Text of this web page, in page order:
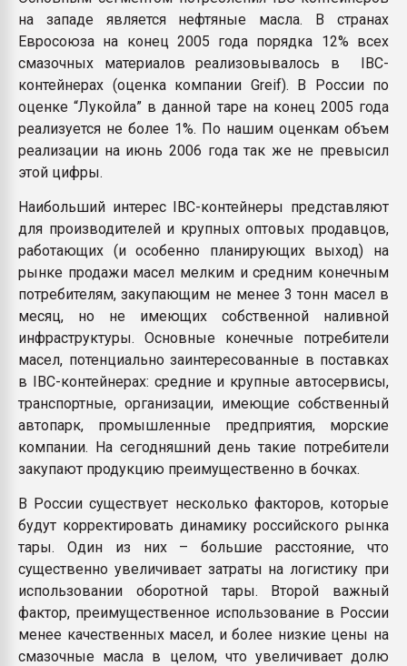
на западе является нефтяные масла. В странах
Евросоюза на конец 2005 года порядка 12% всех
смазочных материалов реализовывалось в IBC-
контейнерах (оценка компании Greif). В России по
оценке “Лукойла” в данной таре на конец 2005 года
реализуется не более 1%. По нашим оценкам объем
реализации на июнь 2006 года так же не превысил
этой цифры.
Наибольший интерес IBC-контейнеры представляют
для производителей и крупных оптовых продавцов,
работающих (и особенно планирующих выход) на
рынке продажи масел мелким и средним конечным
потребителям, закупающим не менее 3 тонн масел в
месяц, но не имеющих собственной наливной
инфраструктуры. Основные конечные потребители
масел, потенциально заинтересованные в поставках
в IBC-контейнерах: средние и крупные автосервисы,
транспортные, организации, имеющие собственный
автопарк, промышленные предприятия, морские
компании. На сегодняшний день такие потребители
закупают продукцию преимущественно в бочках.
В России существует несколько факторов, которые
будут корректировать динамику российского рынка
тары. Один из них – большие расстояние, что
существенно увеличивает затраты на логистику при
использовании оборотной тары. Второй важный
фактор, преимущественное использование в России
менее качественных масел, и более низкие цены на
смазочные масла в целом, что увеличивает долю